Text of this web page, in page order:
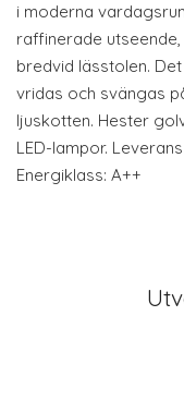
i moderna
raffinerade
bredvid lässtolen.
vridas och svängas
ljuskotten. Hester
LED-lampor.
Energiklass: A++